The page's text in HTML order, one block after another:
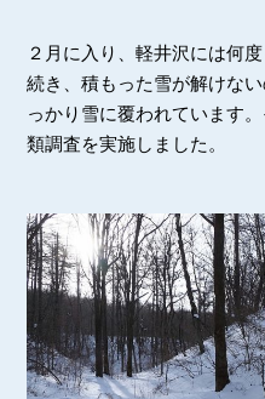
２月に入り、軽井沢には何
続き、積もった雪が解けな
っかり雪に覆われています
類調査を実施しました。